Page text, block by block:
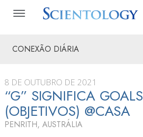
CONEXÃO DIÁRIA
8 DE OUTUBRO DE 2021
“G” SIGNIFICA GOALS
(OBJETIVOS) @CASA
PENRITH, AUSTRÁLIA